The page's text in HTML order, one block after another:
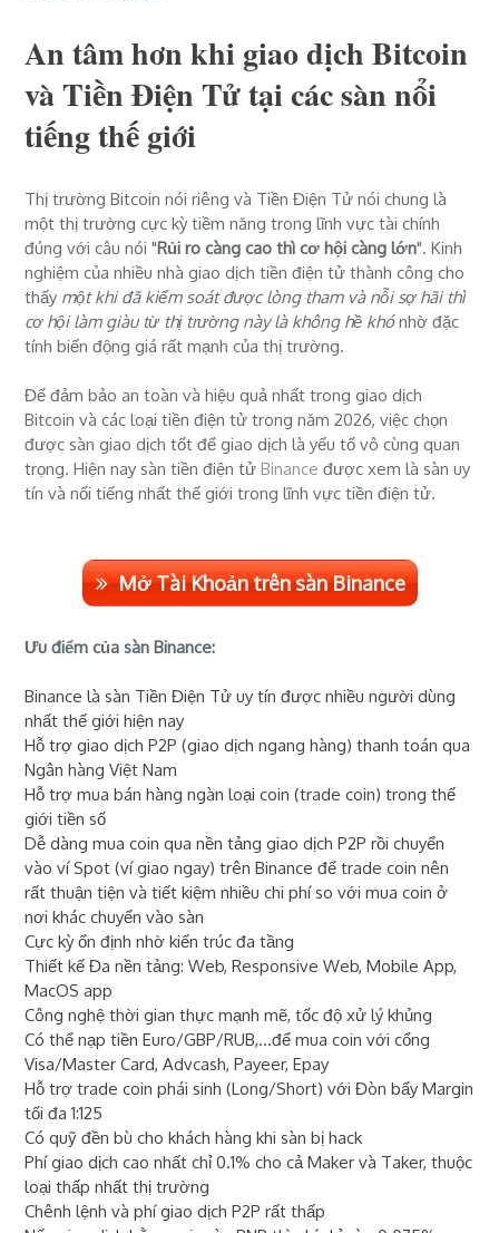
An tâm hơn khi giao dịch Bitcoin
và Tiền Điện Tử tại các sàn nổi
tiếng thế giới
Thị trường Bitcoin nói riêng và Tiền Điện Tử nói chung là
một thị trường cực kỳ tiềm năng trong lĩnh vực tài chính
đúng với câu nói "Rủi ro càng cao thì cơ hội càng lớn". Kinh
nghiệm của nhiều nhà giao dịch tiền điện tử thành công cho
thấy một khi đã kiểm soát được lòng tham và nỗi sợ hãi thì
cơ hội làm giàu từ thị trường này là không hề khónhờ đặc
tính biến động giá rất mạnh của thị trường.
Để đảm bảo an toàn và hiệu quả nhất trong giao dịch
Bitcoin và các loại tiền điện tử trong năm 2026, việc chọn
được sàn giao dịch tốt để giao dịch là yếu tố vô cùng quan
trọng. Hiện nay sàn tiền điện tửBinance được xem là sàn uy
tín và nổi tiếng nhất thế giới trong lĩnh vực tiền điện tử.
Mở Tài Khoản trên sàn Binance
Ưu điểm của sàn Binance:
Binance là sàn Tiền Điện Tử uy tín được nhiều người dùng
nhất thế giới hiện nay
Hỗ trợ giao dịch P2P (giao dịch ngang hàng) thanh toán qua
Ngân hàng Việt Nam
Hỗ trợ mua bán hàng ngàn loại coin (trade coin) trong thế
giới tiền số
Dễ dàng mua coin qua nền tảng giao dịch P2P rồi chuyển
vào ví Spot (ví giao ngay) trên Binance để trade coin nên
rất thuận tiện và tiết kiệm nhiều chi phí so với mua coin ở
nơi khác chuyển vào sàn
Cực kỳ ổn định nhờ kiến trúc đa tầng
Thiết kế Đa nền tảng: Web, Responsive Web, Mobile App,
MacOS app
Công nghệ thời gian thực mạnh mẽ, tốc độ xử lý khủng
Có thể nạp tiền Euro/GBP/RUB,...để mua coin với cổng
Visa/Master Card, Advcash, Payeer, Epay
Hỗ trợ trade coin phái sinh (Long/Short) với Đòn bẩy Margin
tối đa 1:125
Có quỹ đền bù cho khách hàng khi sàn bị hack
Phí giao dịch cao nhất chỉ 0.1% cho cả Maker và Taker, thuộc
loại thấp nhất thị trường
Chênh lệnh và phí giao dịch P2P rất thấp